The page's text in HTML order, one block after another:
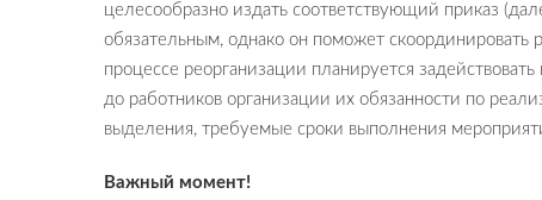
целесообразно издать соответствующий приказ
обязательным, однако он поможет скоординировать
процессе реорганизации планируется
до работников организации их обязанности по
выделения, требуемые сроки выполнения
Важный момент!